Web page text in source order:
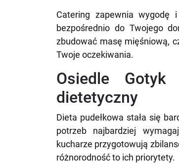
Catering zapewnia wygodę
bezpośrednio do Twojego
zbudować masę mięśniową,
Twoje oczekiwania.
Osiedle
dietetyczny
Dieta pudełkowa stała się
potrzeb najbardziej
kucharze przygotowują
różnorodność to ich priorytety.